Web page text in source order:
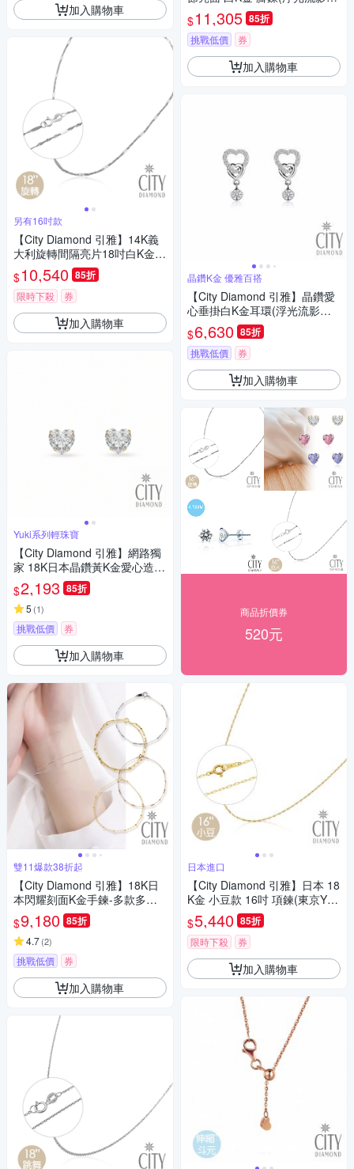
加入購物車
另有16吋款
【City Diamond 引雅】14K義
大利旋轉間隔亮片18吋白K金項
鍊(浮光流影系列)
$10,540 85折
限時下殺 券
加入購物車
Yuki系列輕珠寶
【City Diamond 引雅】網路獨
家 18K日本晶鑽黃K金愛心造型
耳環(東京Yuki系列)
$2,193 85折
5 (1)
挑戰低價 券
加入購物車
雙11爆款38折起
【City Diamond 引雅】18K日
本閃耀刻面K金手鍊-多款多色
任選(東京Yuki表參道系列)
$9,180 85折
4.7(2)
挑戰低價 券
加入購物車
列)
$11,305 85折
挑戰低價 券
加入購物車
晶鑽K金 優雅百搭
【City Diamond 引雅】晶鑽愛
心垂掛白K金耳環(浮光流影系
列)
$6,630 85折
挑戰低價 券
加入購物車
商品折價券
520元
日本進口
【City Diamond 引雅】日本 18
K金 小豆款 16吋 項鍊(東京Yuki
系列)
$5,440 85折
限時下殺 券
加入購物車